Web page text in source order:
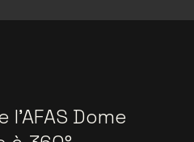
l'AFAS Dome